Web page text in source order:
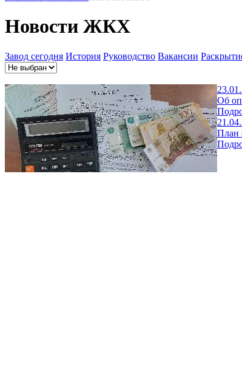
Новости ЖКХ
Завод сегодня История Руководство Вакансии
Об
План